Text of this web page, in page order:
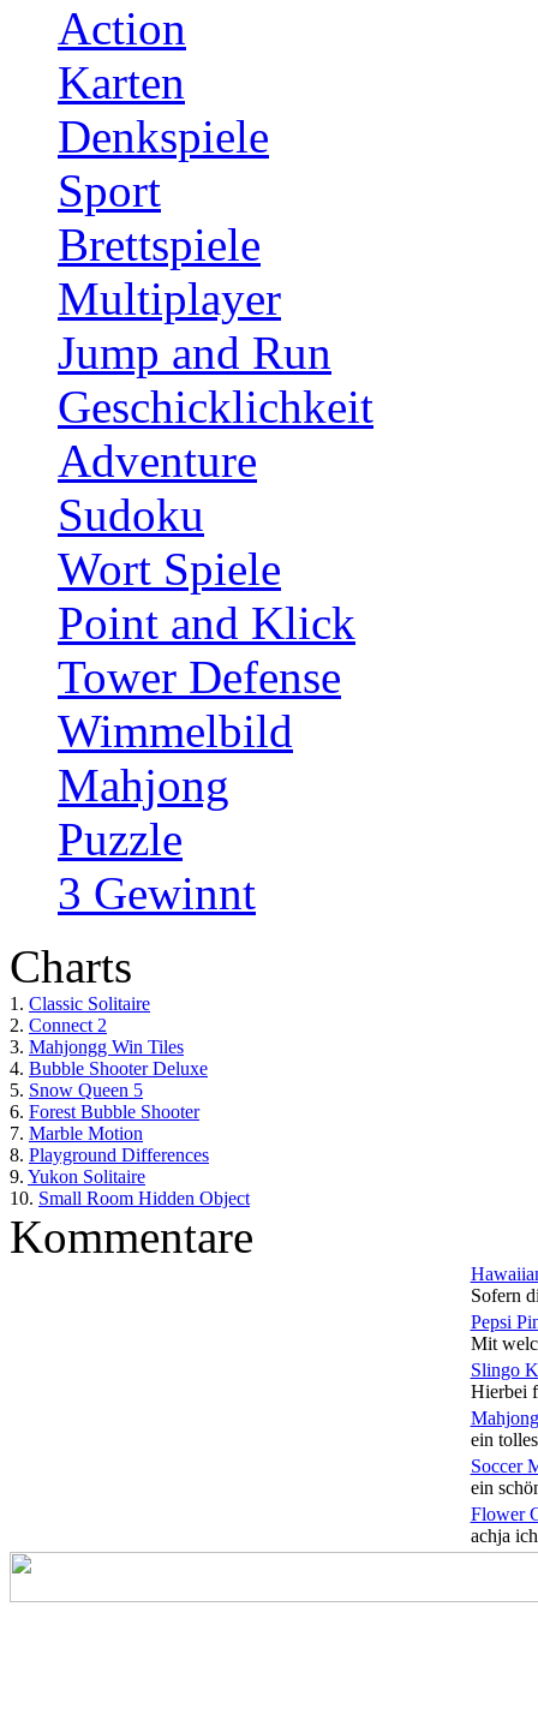
Action
Karten
Denkspiele
Sport
Brettspiele
Multiplayer
Jump and Run
Geschicklichkeit
Adventure
Sudoku
Wort Spiele
Point and Klick
Tower Defense
Wimmelbild
Mahjong
Puzzle
3 Gewinnt
Charts
1. Classic Solitaire
2. Connect 2
3. Mahjongg Win Tiles
4. Bubble Shooter Deluxe
5. Snow Queen 5
6. Forest Bubble Shooter
7. Marble Motion
8. Playground Differences
9. Yukon Solitaire
10. Small Room Hidden Object
Kommentare
Sofern
Pepsi
Mit
Slingo
Hierbei
ein
Soccer
ein
Flower
achja